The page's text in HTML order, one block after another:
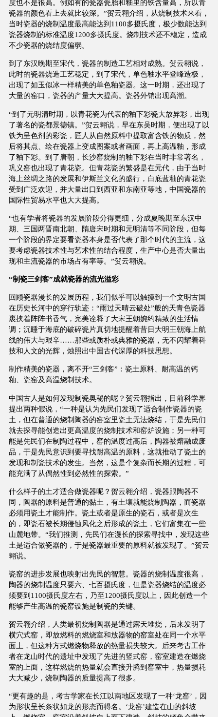
度也不是很高。例如有的瓷器瓷胎和釉里的铁含量高，所以青
瓷器的颜色看上去就比较深。”贺云翱介绍，从烧制技术来看，
当时瓷器的烧制温度最高能达到1100多摄氏度，极少数能达到
瓷器烧制的标准温度1200多摄氏度。烧制技术还不稳定，造成
不少瓷器的烧结度偏弱。
到了东汉晚期至宋代，瓷器的制造工艺相对成熟。贺云翱说，
此时的瓷器烧造工艺稳定，到了宋代，单色釉水平登峰造极，
出现了如玉似冰一样精美的单色釉瓷器。这一时期，还出现了
大量的窑口，瓷器的产量大大提高。瓷器外销出现高潮。
“到了元明清时期，以青花瓷为代表的釉下彩瓷大放异彩，出现
了著名的瓷都景德镇。”贺云翱说，早在东吴时期，便出现了以
铁为呈色剂的彩瓷，匠人从自然原料中提取富含铁的物质，然
后将其点、绘在瓷器上变成图案或者画面，再上高温釉，形成
了釉下彩。到了唐朝，长沙窑烧制的釉下彩在当时非常著名，
巩义窑也出现了青花瓷。但青花瓷的繁盛是在元代，由于当时
海上丝绸之路的发展和伊斯兰文化的盛行，白底蓝釉的青花瓷
受到广泛欢迎，并大量出口到西亚和东南亚等地，中国瓷器的
国际性贸易水平也大大提高。
“也有学者将瓷器的发展阶段分得更细，分成夏晚期至东汉中
期、三国两晋南北朝、隋唐宋时期和元明清等不同阶段，但每
一个阶段的界定要看瓷器本身是否代表了那个时代的主流，这
要考虑瓷器技术性与艺术性的结合程度，生产中心是否大量出
现和主流瓷器的市场占有率等。”贺云翱说。
“制瓷三剑客”成就瓷器的流光溢彩
回顾瓷器漫长的发展历程，我们似乎可以触摸到一个文明古国
在历史长河中的穿行轨迹：“雨过天晴云破处”般的天青色瓷器
裹挟着阵阵书香气，完美诠释了大宋王朝婉约精致的生活情
调；沉睡于海底的破碎瓷片真切地提醒着昔日大明王朝海上航
线的伟大与艰辛……那些或质朴或典雅的瓷器，无不闪耀着科
技和人文的光辉，烛照出中国古代深厚的科技思想。
制作精美的瓷器，离不开“三剑客”：瓷土原料、耐高温的钙
釉、瓷窑及高温烧制技术。
中国古人是如何发现制瓷奥秘的呢？贺云翱指出，目前科学界
提出两种假说，“一种是认为先民们发现了适合制作瓷器的瓷
土，但在普通的烧制陶器的窑室里瓷土无法烧结，于是先民们
就去探寻能创造出更高温度的烧制技术和窑炉设施；另一种可
能是先民们在制陶过程中，窑的温度过高后，陶器被熔融成废
品，于是先民意识到要寻找耐高温的原料，这就推动了瓷土的
发现和制瓷技术的发生。当然，这是个复杂而长期的过程，可
能充满了从偶然性到必然性的探索。”
什么样子的土才适合做瓷器呢？贺云翱介绍，瓷器跟陶器不
同，陶器的原料是普通的黏土，有土壤就能烧制陶器，而瓷器
必须用瓷土才能制作。瓷土或者是原生的瓷石，或者是次生
的，即瓷石被长期侵蚀风化之后形成的瓷土，它们富集在一些
山麓地带。“我们推测，先民们在漫长的探索寻找中，发现这些
土是适合做瓷器的，于是瓷器最重要的原料就被发现了。”贺云
翱说。
瓷窑的进步发展也映射出先民的智慧。瓷器的烧制温度很高，
陶器的烧制温度只要六、七百摄氏度，但是瓷器烧结的温度必
须要到1100摄氏度左右，乃至1200摄氏度以上，因此创造一个
能够产生高温的瓷窑设施是制瓷的关键。
贺云翱介绍，人类最初烧制陶器是通过露天堆烧，后来发明了
横穴式窑，即放燃料的燃烧室和放器物的窑室处在同一个水平
面上，但这种方式燃烧物释放的热量损失较大。后来考古工作
者在龙山时代的遗址中发现了先进的竖式窑，窑室建造在燃烧
室的上面，这样燃烧的热量就会直接升腾到窑室中，热量损耗
大大减少，烧制陶器的质量提高了很多。
“更有趣的是，考古学家在长江以南地区发现了一种‘龙窑’，因
为形状呈长条状如龙的形态而得名。‘龙窑’建造在山的斜坡